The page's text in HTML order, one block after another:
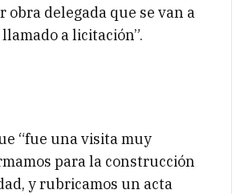
delegada que se van a
a licitación”.
“fue una visita muy
para la construcción
y rubricamos un acta